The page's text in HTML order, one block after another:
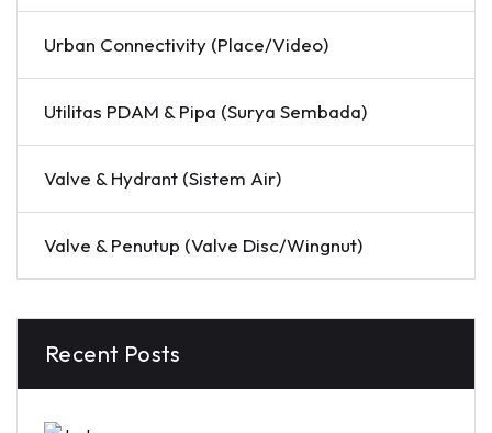
Urban Connectivity (Place/Video)
Utilitas PDAM & Pipa (Surya Sembada)
Valve & Hydrant (Sistem Air)
Valve & Penutup (Valve Disc/Wingnut)
Recent Posts